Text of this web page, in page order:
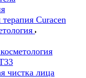
Curacen
чистка лица